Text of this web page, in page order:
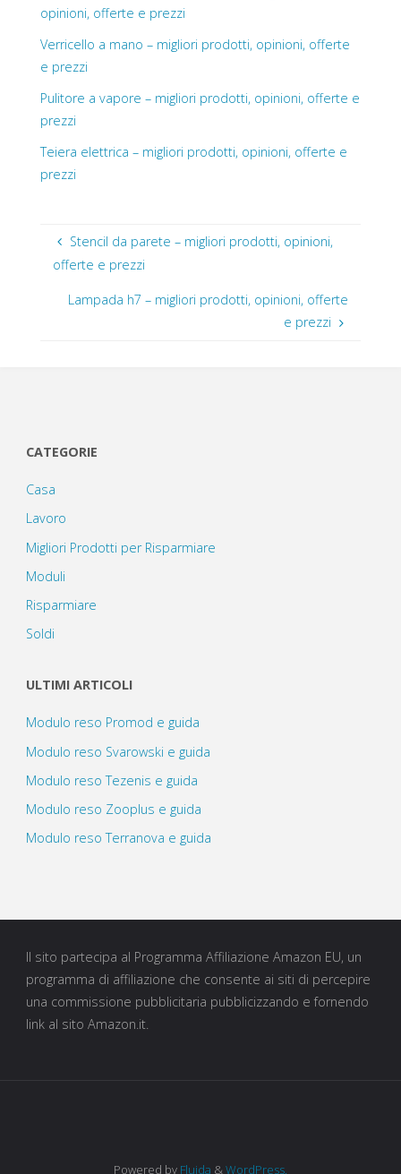
opinioni, offerte e prezzi
Verricello a mano – migliori prodotti, opinioni, offerte
e prezzi
Pulitore a vapore – migliori prodotti, opinioni, offerte e
prezzi
Teiera elettrica – migliori prodotti, opinioni, offerte e
prezzi
Stencil da parete – migliori prodotti, opinioni,
offerte e prezzi
Lampada h7 – migliori prodotti, opinioni, offerte
e prezzi
CATEGORIE
Casa
Lavoro
Migliori Prodotti per Risparmiare
Moduli
Risparmiare
Soldi
ULTIMI ARTICOLI
Modulo reso Promod e guida
Modulo reso Svarowski e guida
Modulo reso Tezenis e guida
Modulo reso Zooplus e guida
Modulo reso Terranova e guida
Il sito partecipa al Programma Affiliazione Amazon EU, un
programma di affiliazione che consente ai siti di percepire
una commissione pubblicitaria pubblicizzando e fornendo
link al sito Amazon.it.
Powered by Fluida & WordPress.